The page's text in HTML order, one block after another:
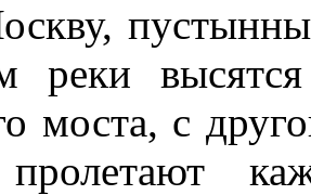
реки
моста, с